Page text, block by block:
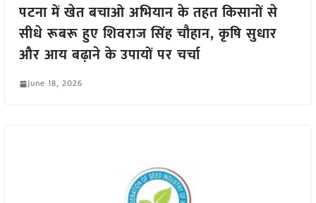
पटना में खेत बचाओ अभियान के तहत किसानों से
सीधे रूबरू हुए शिवराज सिंह चौहान, कृषि सुधार
और आय बढ़ाने के उपायों पर चर्चा
June 18, 2026